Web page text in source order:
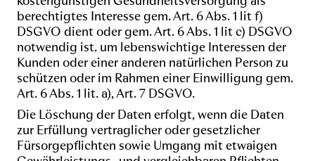
berechtigtes Interesse gem. Art. 6 Abs. 1 lit f)
DSGVO dient oder gem. Art. 6 Abs. 1 lit c) DSGVO
notwendig ist. um lebenswichtige Interessen der
Kunden oder einer anderen natürlichen Person zu
schützen oder im Rahmen einer Einwilligung gem.
Art. 6 Abs. 1 lit. a), Art. 7 DSGVO.
Die Löschung der Daten erfolgt, wenn die Daten
zur Erfüllung vertraglicher oder gesetzlicher
Fürsorgepflichten sowie Umgang mit etwaigen